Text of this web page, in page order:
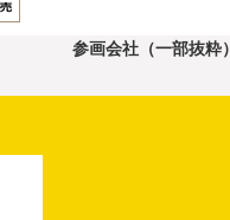
参画会社（一部抜粋）